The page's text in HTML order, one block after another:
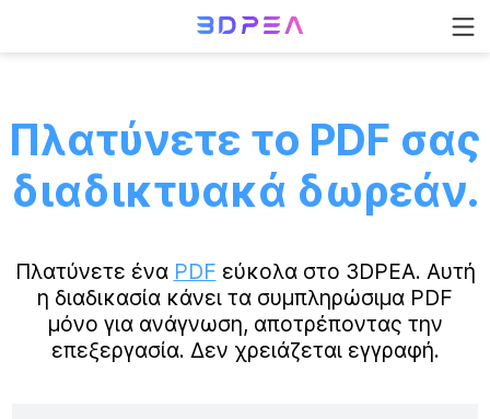
Πλατύνετε το PDF σας
διαδικτυακά δωρεάν.
Πλατύνετε ένα PDF εύκολα στο 3DPEA. Αυτή
η διαδικασία κάνει τα συμπληρώσιμα PDF
μόνο για ανάγνωση, αποτρέποντας την
επεξεργασία. Δεν χρειάζεται εγγραφή.